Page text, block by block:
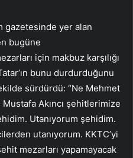
gazetesinde yer alan
bugüne
için makbuz karşılığı
bunu durdurduğunu
sürdürdü: “Ne Mehmet
Akıncı şehitlerimize
Utanıyorum şehidim.
utanıyorum. KKTC’yi
mezarları yapamayacak